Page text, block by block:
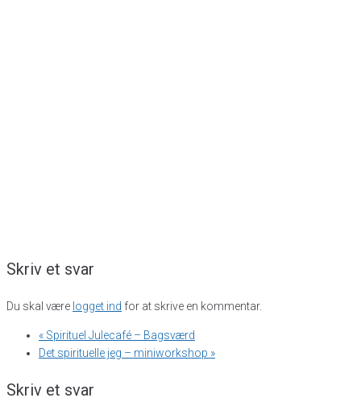
Skriv et svar
Du skal være logget ind for at skrive en kommentar.
« Spirituel Julecafé – Bagsværd
Det spirituelle jeg – miniworkshop »
Skriv et svar